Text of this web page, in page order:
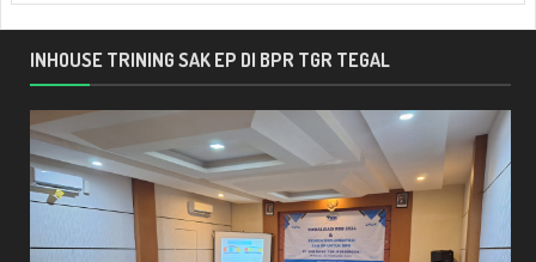
INHOUSE TRINING SAK EP DI BPR TGR TEGAL